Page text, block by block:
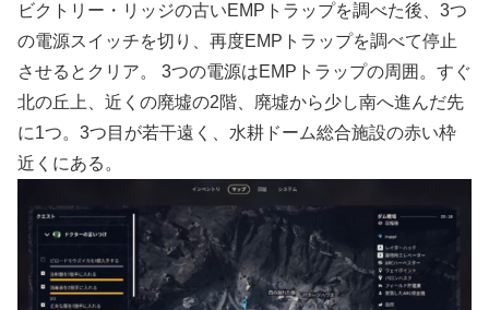
ビクトリー・リッジの古いEMPトラップを調べた後、3つ
の電源スイッチを切り、再度EMPトラップを調べて停止
させるとクリア。 3つの電源はEMPトラップの周囲。すぐ
北の丘上、近くの廃墟の2階、廃墟から少し南へ進んだ先
に1つ。3つ目が若干遠く、水耕ドーム総合施設の赤い枠
近くにある。